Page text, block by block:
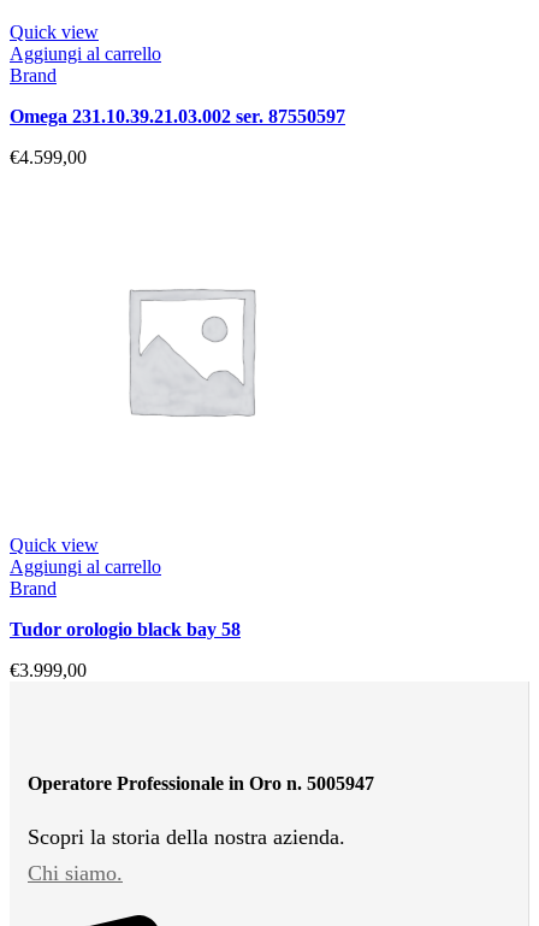
Quick view
Aggiungi al carrello
Brand
omega 231.10.39.21.03.002 ser. 87550597
€4.599,00
Quick view
Aggiungi al carrello
Brand
tudor orologio black bay 58
€3.999,00
Operatore Professionale in Oro n. 5005947
Scopri la storia della nostra azienda.
Chi siamo.